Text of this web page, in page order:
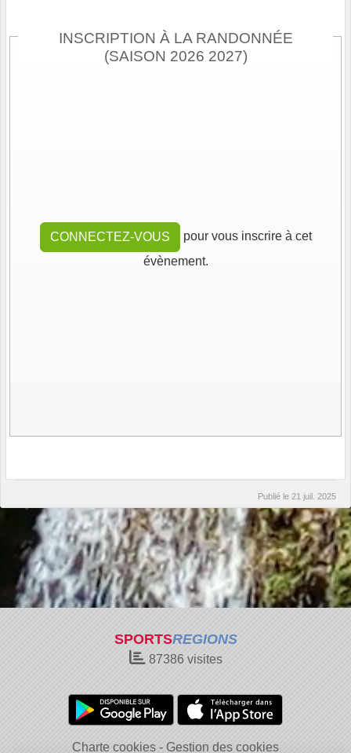
INSCRIPTION À LA RANDONNÉE
(SAISON 2026 2027)
CONNECTEZ-VOUS
pour vous inscrire à cet
évènement.
Publié le 21 juil. 2025
SPORTSREGIONS
87386visites
Charte cookies Gestion des cookies